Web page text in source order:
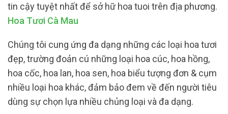
tin cậy tuyệt nhất để sở hữ hoa tuoi trên địa phương.
Hoa Tươi Cà Mau
Chúng tôi cung ứng đa dạng những các loại hoa tươi
đẹp, trường đoản cú những loại hoa cúc, hoa hồng,
hoa cốc, hoa lan, hoa sen, hoa biểu tượng đơn & cụm
nhiều loại hoa khác, đảm bảo đem về đến người tiêu
dùng sự chọn lựa nhiều chủng loại và đa dạng.